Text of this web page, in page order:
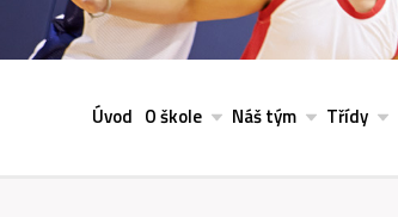
Úvod O škole Náš tým Třídy